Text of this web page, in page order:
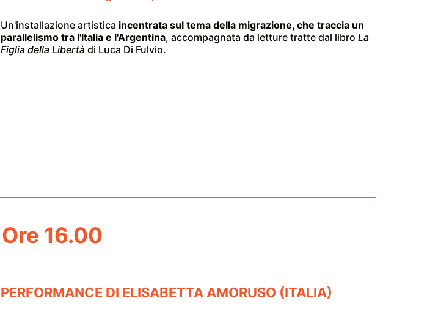
Un'installazione artistica incentrata sul tema della migrazione, che traccia un
parallelismo tra l'Italia e l'Argentina, accompagnata da letture tratte dal libro La
Figlia della Libertà di Luca Di Fulvio.
Ore 16.00
PERFORMANCE DI ELISABETTA AMORUSO (ITALIA)